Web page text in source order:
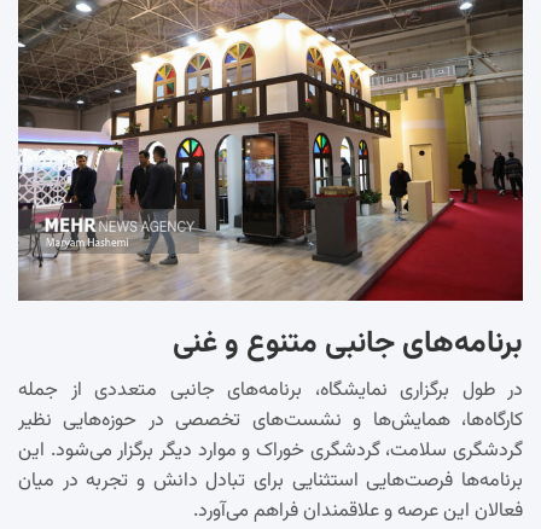
برنامه‌های جانبی متنوع و غنی
در طول برگزاری نمایشگاه، برنامه‌های جانبی متعددی از جمله
کارگاه‌ها، همایش‌ها و نشست‌های تخصصی در حوزه‌هایی نظیر
گردشگری سلامت، گردشگری خوراک و موارد دیگر برگزار می‌شود. این
برنامه‌ها فرصت‌هایی استثنایی برای تبادل دانش و تجربه در میان
فعالان این عرصه و علاقمندان فراهم می‌آورد.